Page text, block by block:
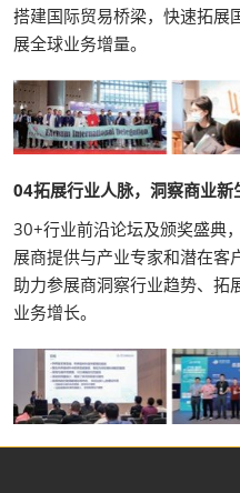
搭建国际贸易桥梁，快速拓展
展全球业务增量。
04拓展行业人脉，洞察商业新
30+行业前沿论坛及颁奖盛典
展商提供与产业专家和潜在客
助力参展商洞察行业趋势、拓
业务增长。